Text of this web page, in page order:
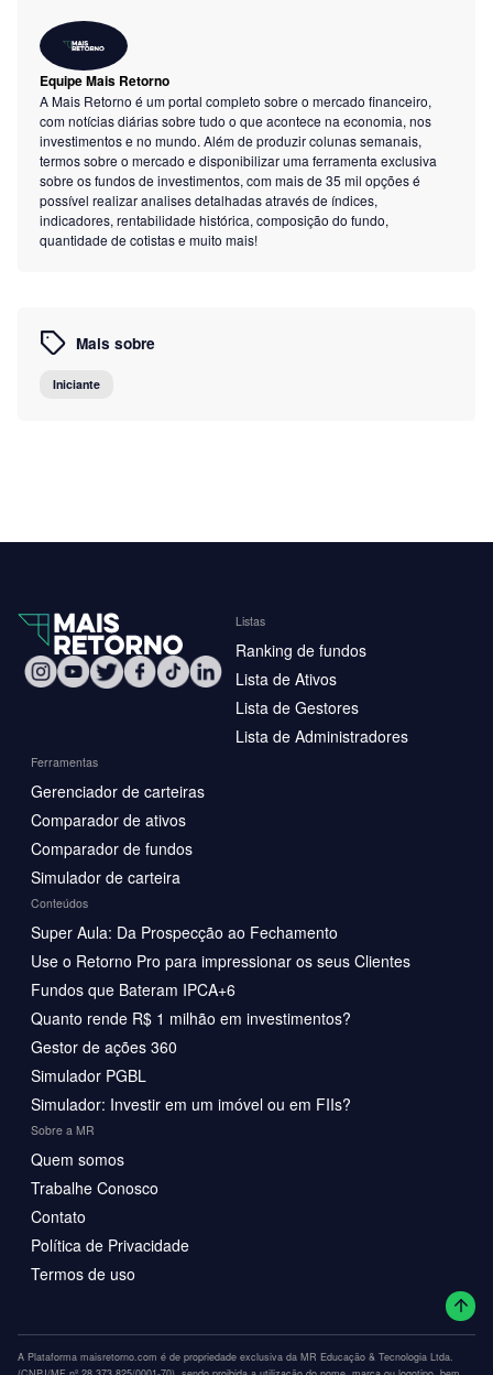
Equipe Mais Retorno
A Mais Retorno é um portal completo sobre o mercado financeiro,
com notícias diárias sobre tudo o que acontece na economia, nos
investimentos e no mundo. Além de produzir colunas semanais,
termos sobre o mercado e disponibilizar uma ferramenta exclusiva
sobre os fundos de investimentos, com mais de 35 mil opções é
possível realizar analises detalhadas através de índices,
indicadores, rentabilidade histórica, composição do fundo,
quantidade de cotistas e muito mais!
Mais sobre
Iniciante
Listas
Ranking de fundos
Lista de Ativos
Lista de Gestores
Lista de Administradores
Ferramentas
Gerenciador de carteiras
Comparador de ativos
Comparador de fundos
Simulador de carteira
Conteúdos
Super Aula: Da Prospecção ao Fechamento
Use o Retorno Pro para impressionar os seus Clientes
Fundos que Bateram IPCA+6
Quanto rende R$ 1 milhão em investimentos?
Gestor de ações 360
Simulador PGBL
Simulador: Investir em um imóvel ou em FIIs?
Sobre a MR
Quem somos
Trabalhe Conosco
Contato
Política de Privacidade
Termos de uso
A Plataforma maisretorno.com é de propriedade exclusiva da MR Educação & Tecnologia Ltda.